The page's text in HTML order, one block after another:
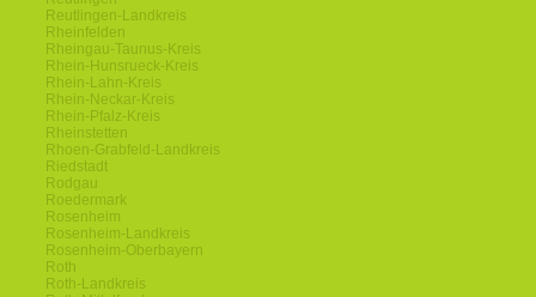
Reutlingen-Landkreis
Rheinfelden
Rheingau-Taunus-Kreis
Rhein-Hunsrueck-Kreis
Rhein-Lahn-Kreis
Rhein-Neckar-Kreis
Rhein-Pfalz-Kreis
Rheinstetten
Rhoen-Grabfeld-Landkreis
Riedstadt
Rodgau
Roedermark
Rosenheim
Rosenheim-Landkreis
Rosenheim-Oberbayern
Roth
Roth-Landkreis